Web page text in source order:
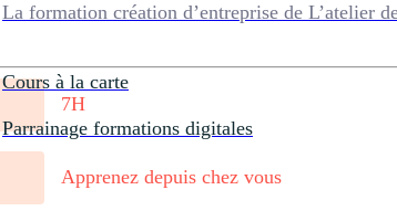
La formation création d’entreprise de L’atelier
Cours à la carte
Parrainage formations digitales
7H
Apprenez depuis chez vous